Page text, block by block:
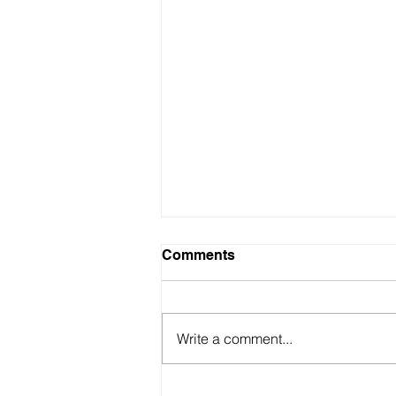
Comments
Write a comment...